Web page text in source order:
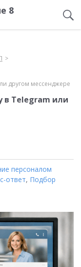
8
другом мессенджере
в Telegram или
персоналом
ответ, Подбор